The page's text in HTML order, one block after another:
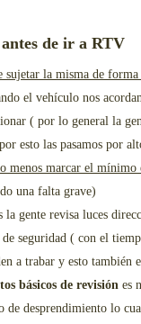
de ir a RTV
sujetar la misma de
el vehículo nos
( por lo general la
esto las pasamos por
menos marcar el
una falta grave)
la gente revisa luces
seguridad ( con el
a trabar y esto también
básicos de revisión es
de desprendimiento lo